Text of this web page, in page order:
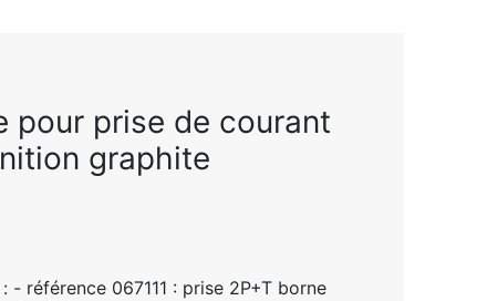
pour prise de courant
graphite
- référence 067111 : prise 2P+T borne